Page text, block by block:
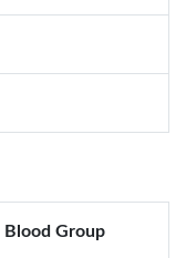
Blood Group